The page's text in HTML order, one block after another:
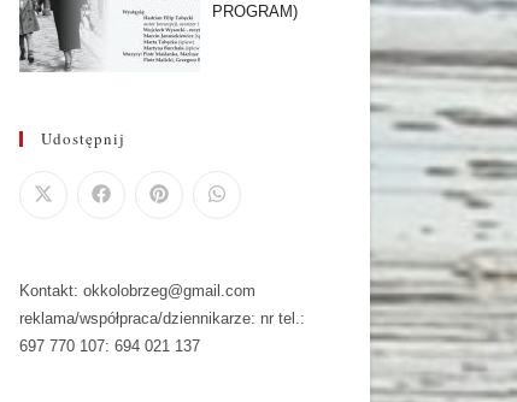
PROGRAM)
Udostępnij
Kontakt: okkolobrzeg@gmail.com
reklama/współpraca/dziennikarze: nr tel.:
697 770 107: 694 021 137